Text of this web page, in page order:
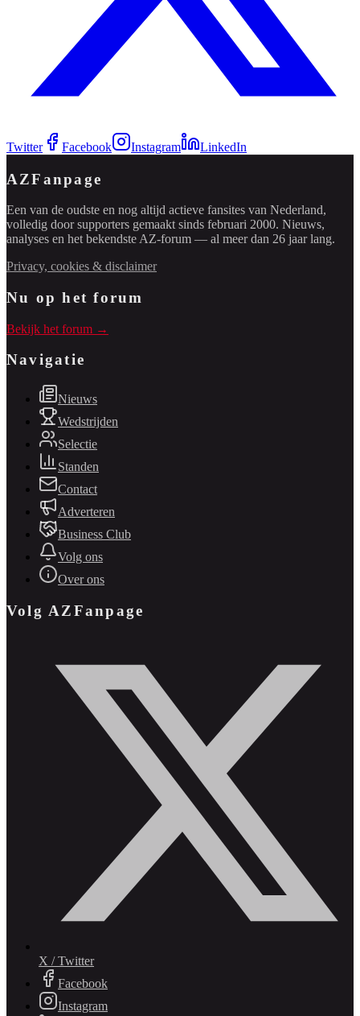
Twitter Facebook Instagram LinkedIn
AZFanpage
Een van de oudste en nog altijd actieve fansites van Nederland,
volledig door supporters gemaakt sinds februari 2000. Nieuws,
analyses en het bekendste AZ-forum — al meer dan 26 jaar lang.
Privacy, cookies & disclaimer
Nu op het forum
Bekijk het forum →
Navigatie
Nieuws
Wedstrijden
Selectie
Standen
Contact
Adverteren
Business Club
Volg ons
Over ons
Volg AZFanpage
X / Twitter
Facebook
Instagram